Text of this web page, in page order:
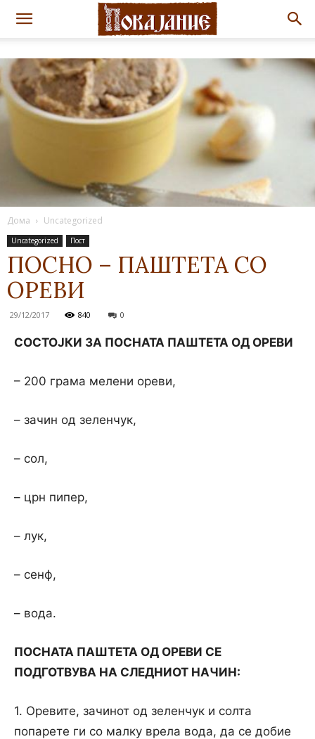
Дома Uncategorized
Uncategorized Пост
ПОСНО – ПАШТЕТА СО
ОРЕВИ
29/12/2017 840 0
СОСТОЈКИ ЗА ПОСНАТА ПАШТЕТА ОД ОРЕВИ
– 200 грама мелени ореви,
– зачин од зеленчук,
– сол,
– црн пипер,
– лук,
– сенф,
– вода.
ПОСНАТА ПАШТЕТА ОД ОРЕВИ СЕ
ПОДГОТВУВА НА СЛЕДНИОТ НАЧИН:
1. Оревите, зачинот од зеленчук и солта
попарете ги со малку врела вода, да се добие